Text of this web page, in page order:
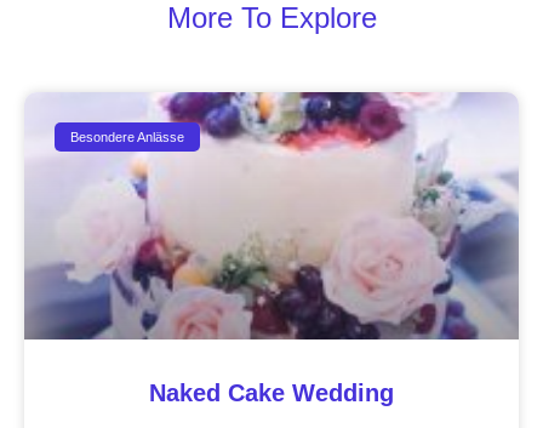
More To Explore
Besondere Anlässe
Naked Cake Wedding